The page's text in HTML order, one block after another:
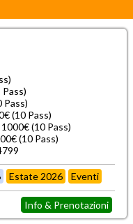
Pass)
Pass)
(10 Pass)
1000€ (10 Pass)
(10 Pass)
Estate 2026 Eventi
Info & Prenotazioni